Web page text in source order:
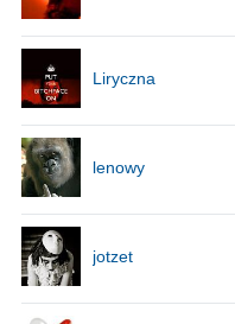
Liryczna
lenowy
jotzet